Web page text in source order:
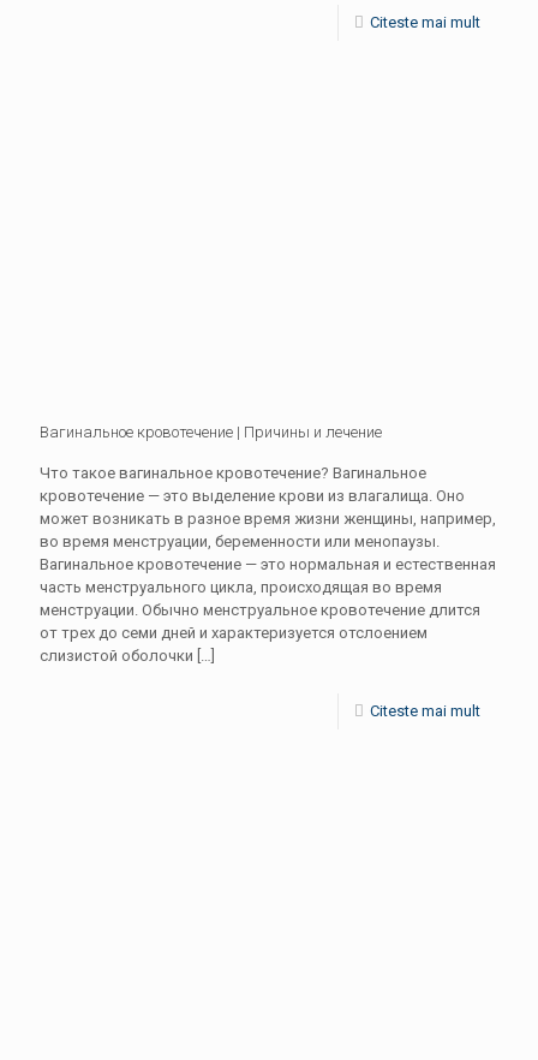
Citeste mai mult
Вагинальное кровотечение | Причины и лечение
Что такое вагинальное кровотечение? Вагинальное
кровотечение — это выделение крови из влагалища. Оно
может возникать в разное время жизни женщины, например,
во время менструации, беременности или менопаузы.
Вагинальное кровотечение — это нормальная и естественная
часть менструального цикла, происходящая во время
менструации. Обычно менструальное кровотечение длится
от трех до семи дней и характеризуется отслоением
слизистой оболочки […]
Citeste mai mult